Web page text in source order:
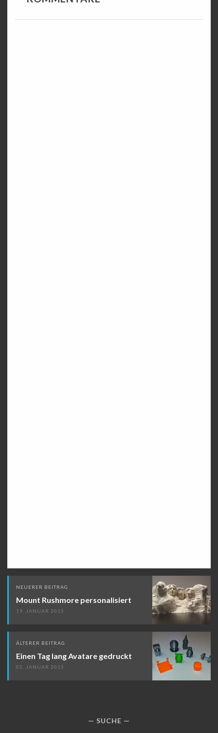
Beitragsnavigation
NEUERER BEITRAG
Mount Rushmore personalisiert
19. JANUAR 2015
ÄLTERER BEITRAG
Einen Tag lang Avatare gedruckt
05. JANUAR 2015
SUCHE